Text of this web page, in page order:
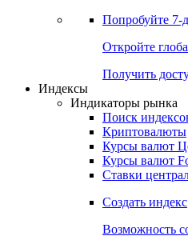
Попробуйте 7-
Откройте
Получить
Индексы
Индикаторы рынка
Поиск
Криптовалюты
Курсы валют
Курсы валют
Ставки
Создать индекс
Возможность